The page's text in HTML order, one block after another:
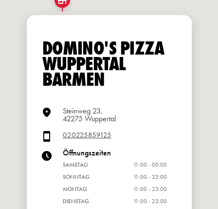
DOMINO'S PIZZA
WUPPERTAL
BARMEN
Steinweg 23,
42275 Wuppertal
020225859125
Öffnungszeiten
SAMSTAG
11:00 - 00:00
SONNTAG
11:00 - 23:00
MONTAG
11:00 - 23:00
DIENSTAG
11:00 - 23:00